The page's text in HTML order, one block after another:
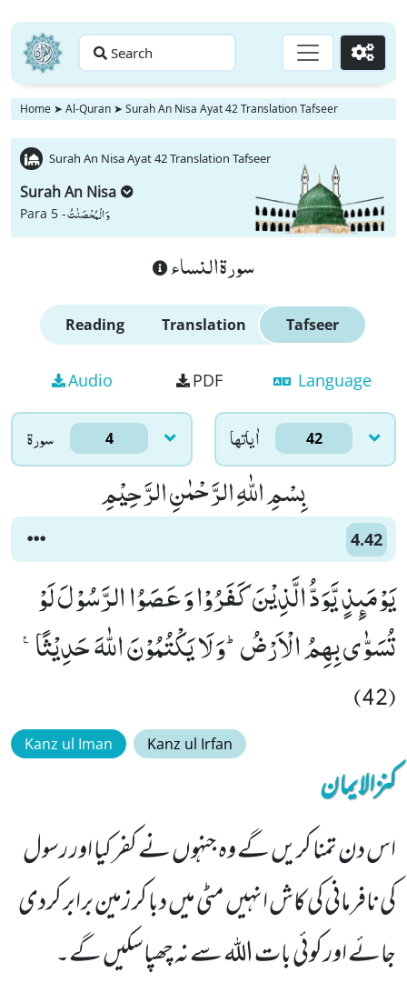
Search Go
Home ➤ Al-Quran ➤ Surah An Nisa Ayat 42 Translation Tafseer
Surah An Nisa Ayat 42 Translation Tafseer
Surah An Nisa
Para 5 -وَ الْمُحْصَنٰتُ
سورة النساء
Reading Translation Tafseer
Audio PDF Language
سورۃ 4 اٰياتها 42
بِسْمِ اللّٰهِ الرَّحْمٰنِ الرَّحِیْمِ
4.42
یَوْمَىٕذٍ یَّوَدُّ الَّذِیْنَ كَفَرُوْا وَ عَصَوُا الرَّسُوْلَ لَوْ
تُسَوّٰى بِهِمُ الْاَرْضُؕ-وَ لَا یَكْتُمُوْنَ اللّٰهَ حَدِیْثًا۠
(42)
Kanz ul Iman Kanz ul Irfan
کنزالایمان
اس دن تمنا کریں گے وہ جنہوں نے کفر کیا اور رسول
کی نافرمانی کی کاش انہیں مٹی میں دبا کر زمین برابر کردی
جائے اور کوئی بات اللہ سے نہ چھپاسکیں گے۔